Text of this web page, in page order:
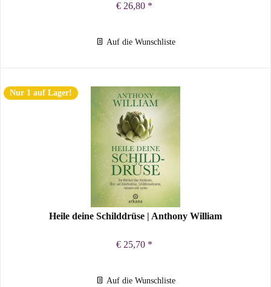
€ 26,80 *
Auf die Wunschliste
Nur 1 auf Lager!
Heile deine Schilddrüse | Anthony William
€ 25,70 *
Auf die Wunschliste